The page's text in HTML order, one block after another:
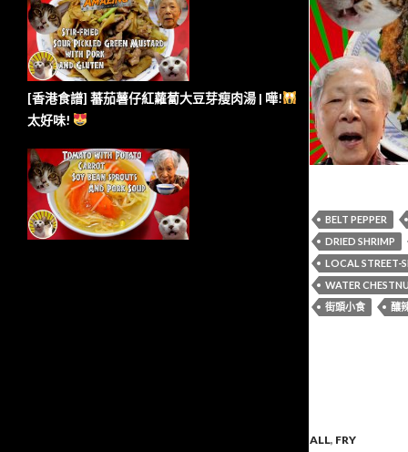
BELT PEPPER
DRIED SHRIMP
LOCAL STREET-
WATER
街頭小食
釀
ALL, FRY
[香港食譜] 蕃茄薯仔紅蘿蔔大豆芽瘦肉湯 | 嘩!
太好味!